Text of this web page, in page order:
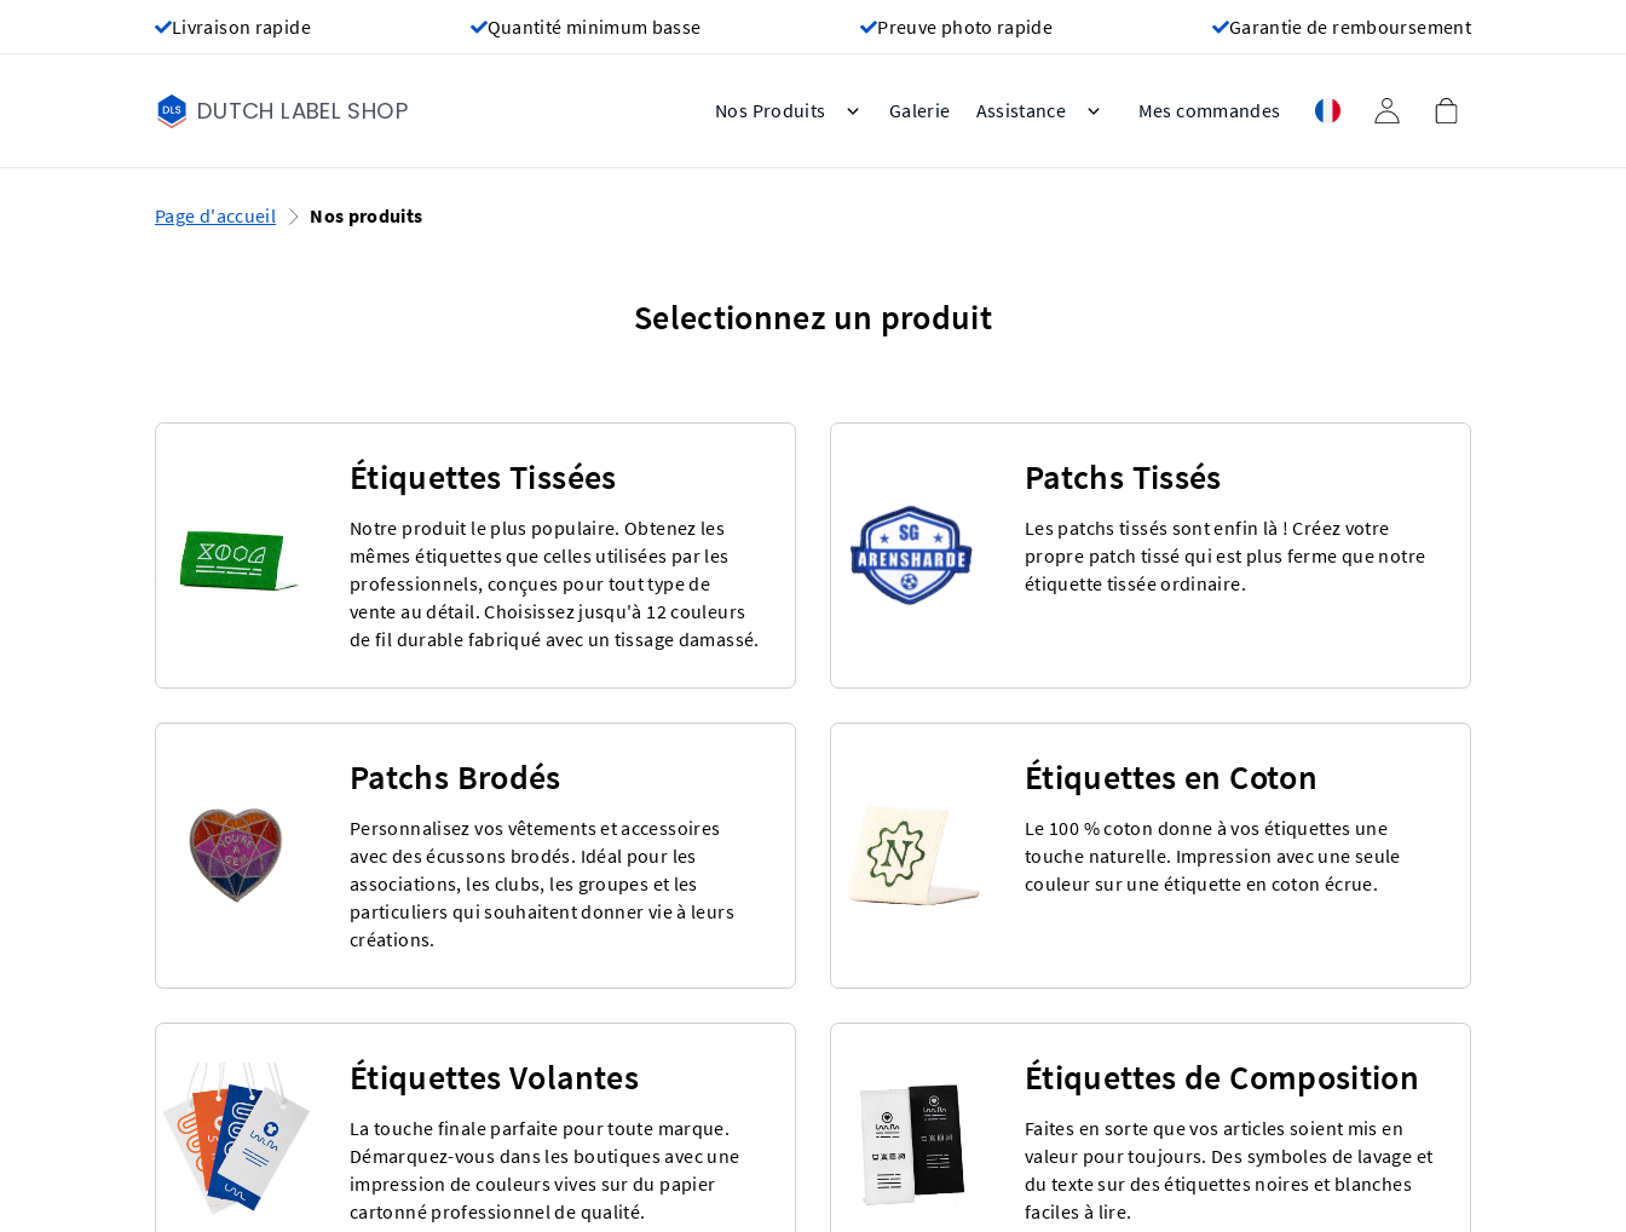
Livraison rapide Quantité minimum basse Preuve photo rapide Garantie de remboursement
DUTCH LABEL SHOP Nos Produits Galerie Assistance Mes commandes
Page d'accueil Nos produits
Selectionnez un produit
Étiquettes Tissées
Notre produit le plus populaire. Obtenez les
mêmes étiquettes que celles utilisées par les
professionnels, conçues pour tout type de
vente au détail. Choisissez jusqu'à 12 couleurs
de fil durable fabriqué avec un tissage damassé.
Patchs Tissés
Les patchs tissés sont enfin là ! Créez votre
propre patch tissé qui est plus ferme que notre
étiquette tissée ordinaire.
Patchs Brodés
Personnalisez vos vêtements et accessoires
avec des écussons brodés. Idéal pour les
associations, les clubs, les groupes et les
particuliers qui souhaitent donner vie à leurs
créations.
Étiquettes en Coton
Le 100 % coton donne à vos étiquettes une
touche naturelle. Impression avec une seule
couleur sur une étiquette en coton écrue.
Étiquettes Volantes
La touche finale parfaite pour toute marque.
Démarquez-vous dans les boutiques avec une
impression de couleurs vives sur du papier
cartonné professionnel de qualité.
Étiquettes de Composition
Faites en sorte que vos articles soient mis en
valeur pour toujours. Des symboles de lavage et
du texte sur des étiquettes noires et blanches
faciles à lire.